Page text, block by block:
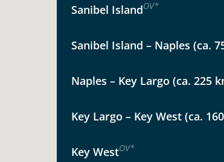
Sanibel IslandOV*
Sanibel Island – Naples (ca.
Naples – Key Largo (ca. 225
Key Largo – Key West (ca.
Key WestOV*
Datenschutz & Transparenz ist uns sehr wichtig!
Die Anfrage wird via SSL verschlüsselt an